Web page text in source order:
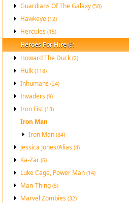
Guardians Of The Galaxy(50)
Hawkeye(12)
Hercules(15)
Heroes For Hire(9)
Howard The Duck(2)
Hulk(118)
Inhumans(24)
Invaders(9)
Iron Fist(13)
Iron Man
Iron Man(84)
Jessica Jones/Alias(4)
Ka-Zar(6)
Luke Cage, Power Man(14)
Man-Thing(5)
Marvel Zombies(32)